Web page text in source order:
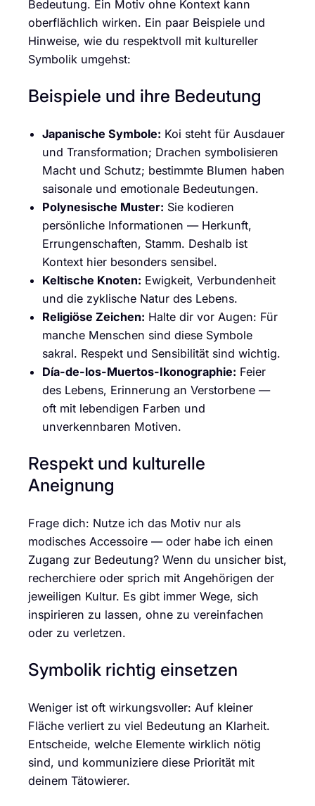
Bedeutung. Ein Motiv ohne Kontext kann
oberflächlich wirken. Ein paar Beispiele und
Hinweise, wie du respektvoll mit kultureller
Symbolik umgehst:
Beispiele und ihre Bedeutung
Japanische Symbole: Koi steht für Ausdauer
und Transformation; Drachen symbolisieren
Macht und Schutz; bestimmte Blumen haben
saisonale und emotionale Bedeutungen.
Polynesische Muster: Sie kodieren
persönliche Informationen — Herkunft,
Errungenschaften, Stamm. Deshalb ist
Kontext hier besonders sensibel.
Keltische Knoten: Ewigkeit, Verbundenheit
und die zyklische Natur des Lebens.
Religiöse Zeichen: Halte dir vor Augen: Für
manche Menschen sind diese Symbole
sakral. Respekt und Sensibilität sind wichtig.
Día-de-los-Muertos-Ikonographie: Feier
des Lebens, Erinnerung an Verstorbene —
oft mit lebendigen Farben und
unverkennbaren Motiven.
Respekt und kulturelle
Aneignung
Frage dich: Nutze ich das Motiv nur als
modisches Accessoire — oder habe ich einen
Zugang zur Bedeutung? Wenn du unsicher bist,
recherchiere oder sprich mit Angehörigen der
jeweiligen Kultur. Es gibt immer Wege, sich
inspirieren zu lassen, ohne zu vereinfachen
oder zu verletzen.
Symbolik richtig einsetzen
Weniger ist oft wirkungsvoller: Auf kleiner
Fläche verliert zu viel Bedeutung an Klarheit.
Entscheide, welche Elemente wirklich nötig
sind, und kommuniziere diese Priorität mit
deinem Tätowierer.